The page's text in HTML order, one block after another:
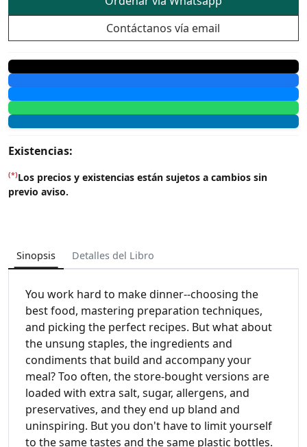
Contáctanos vía email
Existencias:
(*)Los precios y existencias están sujetos a cambios sin
previo aviso.
Sinopsis Detalles del Libro
You work hard to make dinner--choosing the
best food, mastering preparation techniques,
and picking the perfect recipes. But what about
the unsung staples, the ingredients and
condiments that build and accompany your
meal? Too often, the store-bought versions are
loaded with extra salt, sugar, allergens, and
preservatives, and they end up bland and
uninspiring. But you don't have to limit yourself
to the same tastes and the same plastic bottles.